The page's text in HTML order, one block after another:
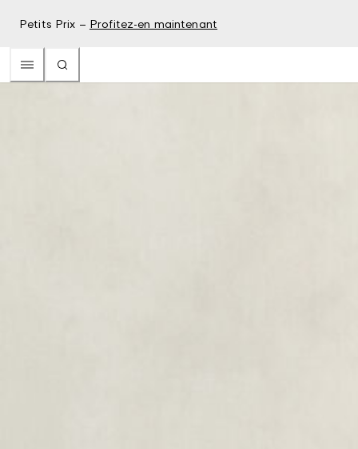
Petits Prix – Profitez-en maintenant